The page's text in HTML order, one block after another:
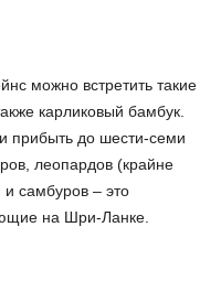
можно встретить такие
карликовый бамбук.
прибыть до шести-семи
леопардов (крайне
и самбуров – это
на Шри-Ланке.